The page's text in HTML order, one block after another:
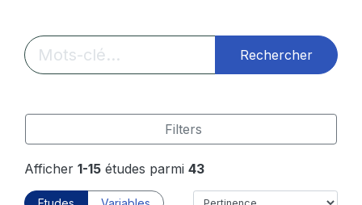
Rechercher
Filters
Afficher 1-15 études parmi 43